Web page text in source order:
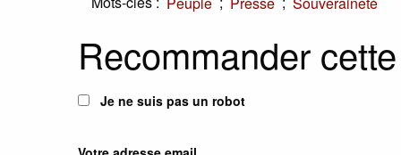
Recommander
Je ne suis pas un robot